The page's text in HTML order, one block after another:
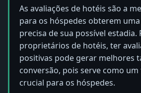
As avaliações de hotéis são a
para os hóspedes obterem
precisa de sua possível estadia.
proprietários de hotéis, ter
positivas pode gerar melhores
conversão, pois serve como
crucial para os hóspedes.